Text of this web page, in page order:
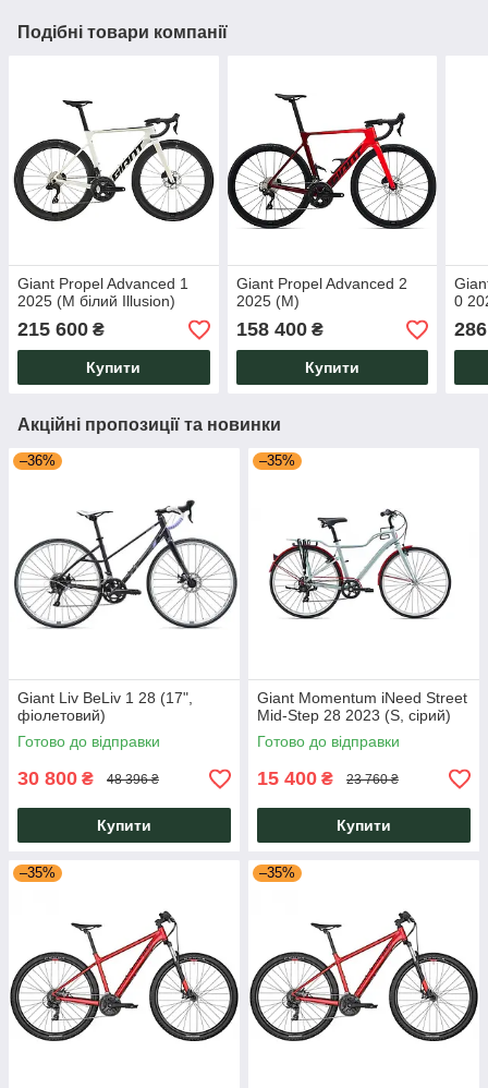
Подібні товари компанії
Giant Propel Advanced 1
2025 (M білий Illusion)
215 600 ₴
Купити
Giant Propel Advanced 2
2025 (M)
158 400₴
Купити
0
Акційні пропозиції та новинки
–36%
Giant Liv BeLiv 1 28 (17",
фіолетовий)
Готово до відправки
30 800 ₴ 48 396 ₴
Купити
–35%
Giant Momentum iNeed Street
Mid-Step 28 2023 (S, сірий)
Готово до відправки
15 400 ₴ 23 760 ₴
Купити
–35% –35%